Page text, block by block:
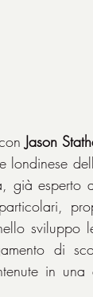
con Jason
già esperto
di